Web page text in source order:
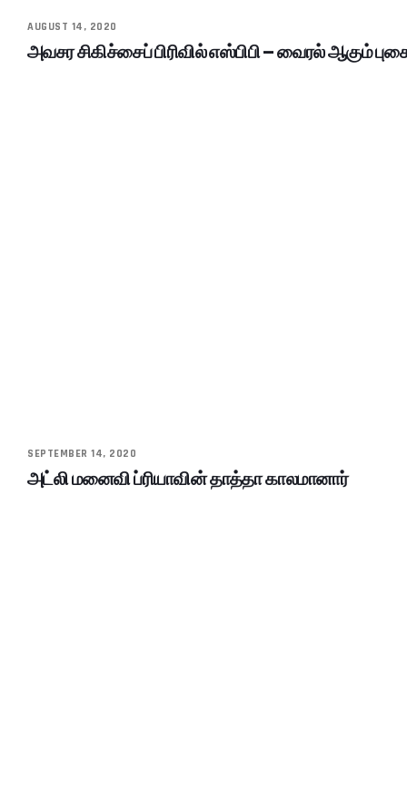
AUGUST 14, 2020
அவசர சிகிச்சைப் பிரிவில் எஸ்பிபி – வைரல் ஆகும்
SEPTEMBER 14, 2020
அட்லி மனைவி ப்ரியாவின் தாத்தா காலமானார்